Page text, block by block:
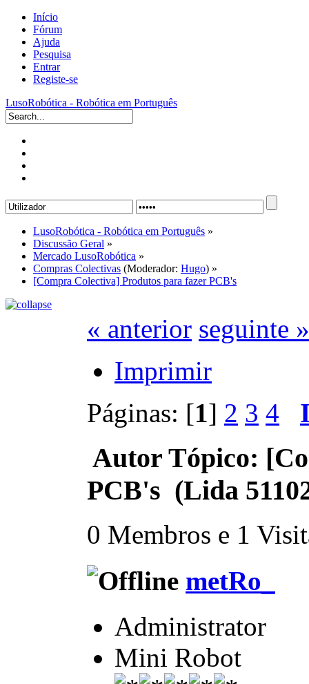
Início
Fórum
Ajuda
Pesquisa
Entrar
Registe-se
LusoRobótica - Robótica em Português
LusoRobótica - Robótica em Português »
Discussão Geral »
Mercado LusoRobótica »
Compras Colectivas (Moderador: Hugo) »
[Compra Colectiva] Produtos para fazer PCB's
« anterior seguinte »
Imprimir
Páginas: [1] 2 3 4
Autor Tópico:
PCB's (Lida
0 Membros e 1
metRo_
Administrator
Mini Robot